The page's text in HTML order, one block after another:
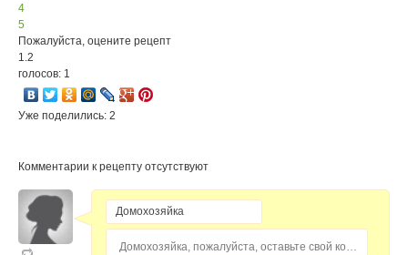
4
5
Пожалуйста, оцените рецепт
1.2
голосов: 1
Уже поделились: 2
Комментарии к рецепту отсутствуют